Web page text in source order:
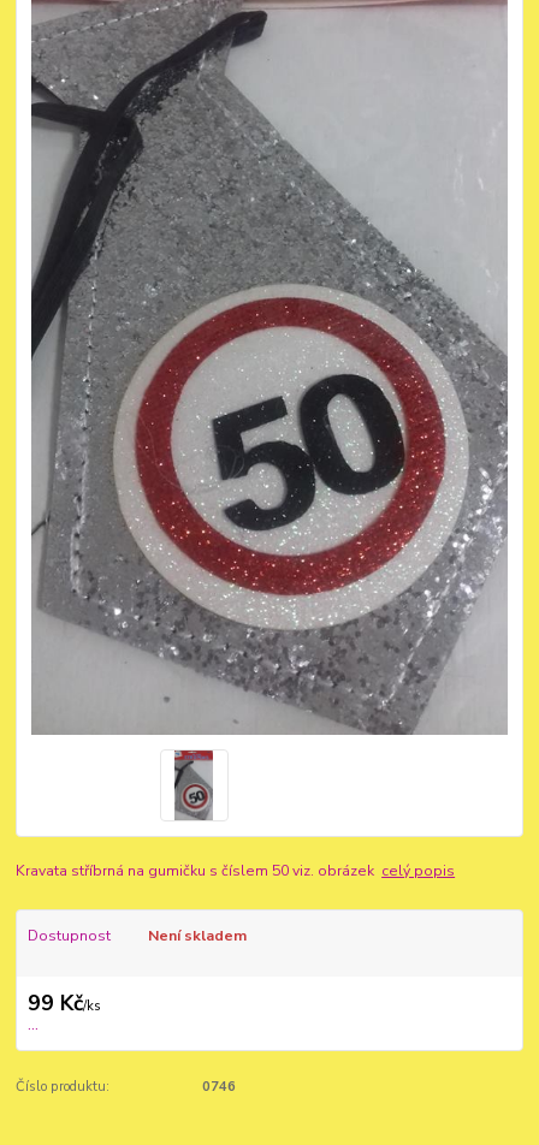
Kravata stříbrná na gumičku s číslem 50 viz. obrázek celý popis
Dostupnost Není skladem
99 Kč/ks
...
Číslo produktu: 0746